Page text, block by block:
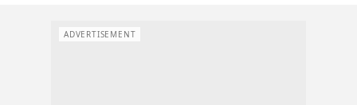
ADVERTISEMENT